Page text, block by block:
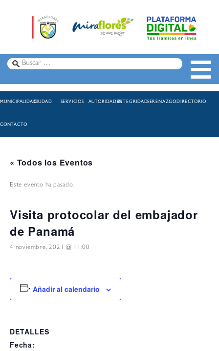
MUNICIPALIDADCIUDAD SERVICIOS AUTORIDADESINTEGRIDADSERENAZGODIRECTORIO
CONTACTO
« Todos los Eventos
Este evento ha pasado.
Visita protocolar del embajador
de Panamá
4 noviembre, 2021 @ 11:00
Añadir al calendario
DETALLES
Fecha: